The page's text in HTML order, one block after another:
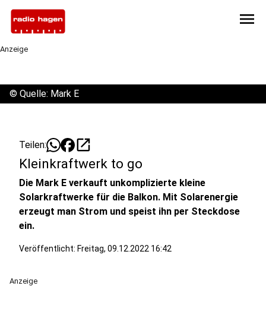
menu
Anzeige
© Quelle: Mark E
Teilen: open_in_new
Kleinkraftwerk to go
Die Mark E verkauft unkomplizierte kleine
Solarkraftwerke für die Balkon. Mit Solarenergie
erzeugt man Strom und speist ihn per Steckdose
ein.
Veröffentlicht: Freitag, 09.12.2022 16:42
Anzeige